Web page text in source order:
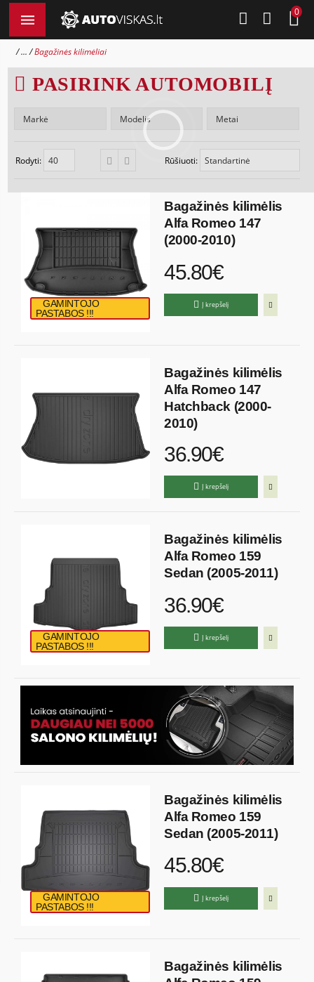
0
... Bagažinės kilimėliai
PASIRINK AUTOMOBILĮ
Rūšiuoti:
Rodyti:
GAMINTOJO
PASTABOS !!!
Bagažinės kilimėlis
Alfa Romeo 147
(2000-2010)
45.80€
Į krepšelį
Bagažinės kilimėlis
Alfa Romeo 147
Hatchback (2000-
2010)
36.90€
Į krepšelį
GAMINTOJO
PASTABOS !!!
Bagažinės kilimėlis
Alfa Romeo 159
Sedan (2005-2011)
36.90€
Į krepšelį
GAMINTOJO
PASTABOS !!!
Bagažinės kilimėlis
Alfa Romeo 159
Sedan (2005-2011)
45.80€
Į krepšelį
Bagažinės kilimėlis